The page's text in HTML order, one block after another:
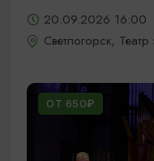
20.09.2026 16:00
Светлогорск,
ОТ 650₽